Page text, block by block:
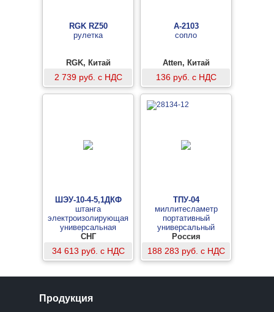
RGK RZ50
рулетка
RGK, Китай
2 739 руб. с НДС
A-2103
сопло
Atten, Китай
136 руб. с НДС
ШЭУ-10-4-5,1ДКФ
штанга
электроизолирующая
универсальная
многозвенная 6-110 кВ с
влагостойким курсовым
фонарем VONATEX для
работы в условиях
СНГ
34 613 руб. с НДС
ТПУ-04
миллитесламетр
портативный
универсальный
Россия
188 283 руб. с НДС
Продукция